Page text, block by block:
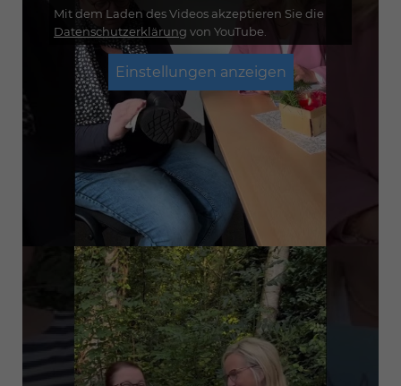
Mit dem Laden des Videos akzeptieren Sie die
Datenschutzerklärung von YouTube.
Einstellungen anzeigen